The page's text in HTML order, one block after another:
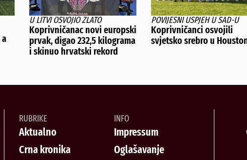
U LITVI OSVOJIO ZLATO
Koprivničanac novi europski
prvak, digao 232,5 kilograma
i skinuo hrvatski rekord
POVIJESNI USPJEH U SAD-U
Koprivničanci osvojili
svjetsko srebro u
RUBRIKE
Aktualno
Crna kronika
INFO
Impressum
Oglašavanje